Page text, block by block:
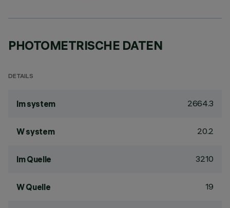
PHOTOMETRISCHE DATEN
DETAILS
lm system 2664.3
W system 20.2
lm Quelle 3210
W Quelle 19